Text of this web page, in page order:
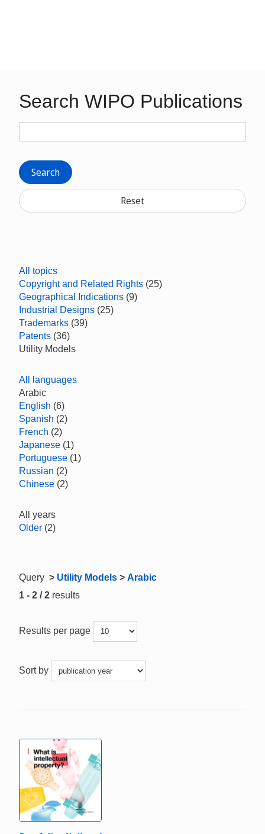
Search WIPO Publications
Search
Reset
All topics
Copyright and Related Rights (25)
Geographical Indications (9)
Industrial Designs (25)
Trademarks (39)
Patents (36)
Utility Models
All languages
Arabic
English (6)
Spanish (2)
French (2)
Japanese (1)
Portuguese (1)
Russian (2)
Chinese (2)
All years
Older (2)
Query > Utility Models > Arabic
1 - 2 / 2 results
Results per page
Sort by